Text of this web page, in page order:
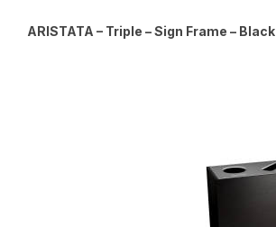
ARISTATA – Triple – Sign Frame – Black